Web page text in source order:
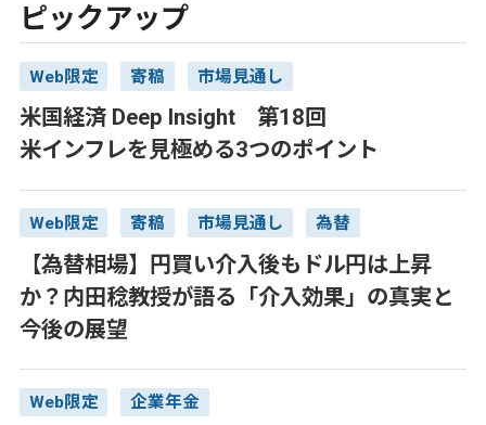
ピックアップ
Web限定 寄稿 市場見通し
米国経済 Deep Insight 第18回
米インフレを見極める3つのポイント
Web限定 寄稿 市場見通し 為替
【為替相場】円買い介入後もドル円は上昇
か？内田稔教授が語る「介入効果」の真実と
今後の展望
Web限定 企業年金